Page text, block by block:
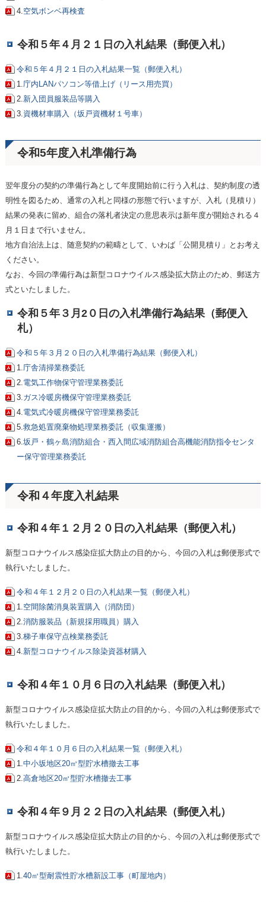
4.空気ボンベ再検査
令和５年４月２１日の入札結果（郵便入札）
令和５年４月２１日の入札結果一覧（郵便入札）
1.庁内LANパソコン等借上げ（リース用売買）
2.新入団員服装品等購入
3.資機材車購入（坂戸資機材１号車）
令和5年度入札準備行為
翌年度分の契約の準備行為として年度開始前に行う入札は、契約制度の透
明性を図るため、通常の入札と同様の形態で行いますが、入札（見積り）
結果の発表に留め、組合の落札者決定の意思表示は新年度が開始される４
月１日まで行いません。
地方自治法上は、随意契約の範疇として、いわば「公開見積り」とお考え
ください。
なお、今回の準備行為は新型コロナウイルス感染拡大防止のため、郵送方
式といたしました。
令和５年３月2０日の入札準備行為結果（郵便入
札）
令和５年３月２０日の入札準備行為結果（郵便入札）
1.庁舎清掃業務委託
2.電気工作物保守管理業務委託
3.ガス冷暖房機保守管理業務委託
4.電気式冷暖房機保守管理業務委託
5.救急処置廃棄物処理業務委託（収集運搬）
6.坂戸・鶴ヶ島消防組合・西入間広域消防組合高機能消防指令センタ
ー保守管理業務委託
令和４年度入札結果
令和４年１２月２０日の入札結果（郵便入札）
新型コロナウイルス感染症拡大防止の目的から、今回の入札は郵便形式で
執行いたしました。
令和４年１２月２０日の入札結果一覧（郵便入札）
1. 空間除菌消臭装置購入（消防団）
2.消防服装品（新規採用職員）購入
3.梯子車保守点検業務委託
4. 新型コロナウイルス除染資器材購入
令和４年１０月６日の入札結果（郵便入札）
新型コロナウイルス感染症拡大防止の目的から、今回の入札は郵便形式で
執行いたしました。
令和４年１０月６日の入札結果一覧（郵便入札）
1.中小坂地区20㎥型貯水槽撤去工事
2.高倉地区20㎥型貯水槽撤去工事
令和４年９月２２日の入札結果（郵便入札）
新型コロナウイルス感染症拡大防止の目的から、今回の入札は郵便形式で
執行いたしました。
1.40㎥型耐震性貯水槽新設工事（町屋地内）